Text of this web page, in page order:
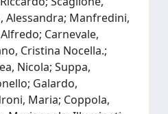
Alessandra; Manfredini,
Carnevale,
Cristina Nocella.;
Nicola; Suppa,
Galardo,
Maria; Coppola,